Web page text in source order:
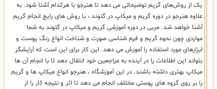
یک از روش‌های گریم توضیحاتی می دهد تا هنرجو با هرکدام آشنا شود. به
علاوه هنرجو در دوره گریم و میکاپ در گتوند ، با روش های رایج انجام گریم
آشنا خواهد شد. مربی در دوره آموزشی گریم و میکاپ در گتوند به شما
مواردی چون نحوه گریم و فرم شناسی صورت و شناخت انواع رنگ پوست و
ابزارهای مورد استفاده را آموزش می دهد. این کار برای این است که آرایشگر
بتواند این اطلاعات را در آینده به مراجعین خود انتقال دهد تا با انجام آن ها
میکاپ بهتری داشته باشند. در این آموزشگاه ، هنرجو انواع میکاپ ها و گریم
را بر روی گروه های پوستی مختلف انجام می دهد تا اثر و نتیجه کار را از